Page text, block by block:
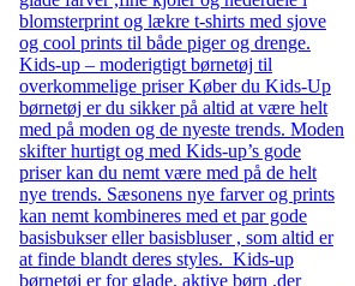
blomsterprint og lækre t-shirts med sjove
og cool prints til både piger og drenge.
Kids-up – moderigtigt børnetøj til
overkommelige priser Køber du Kids-Up
børnetøj er du sikker på altid at være helt
med på moden og de nyeste trends. Moden
skifter hurtigt og med Kids-up’s gode
priser kan du nemt være med på de helt
nye trends. Sæsonens nye farver og prints
kan nemt kombineres med et par gode
basisbukser eller basisbluser , som altid er
at finde blandt deres styles. Kids-up
børnetøj er for glade, aktive børn ,der